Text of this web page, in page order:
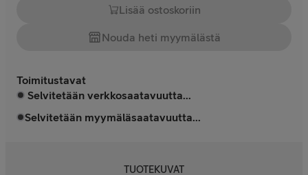
Lisää ostoskoriin
Nouda heti myymälästä
Toimitustavat
Selvitetään verkkosaatavuutta...
Selvitetään myymäläsaatavuutta...
TUOTEKUVAT